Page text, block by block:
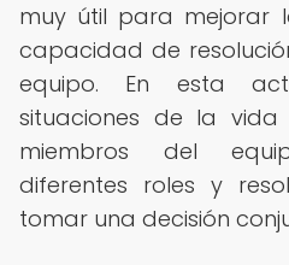
muy útil para mejorar
capacidad de
equipo. En esta
situaciones de la
miembros del
diferentes roles y
tomar una decisión